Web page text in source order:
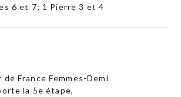
6 et 7; 1 Pierre 3 et 4
France Femmes-Demi
la 5e étape,